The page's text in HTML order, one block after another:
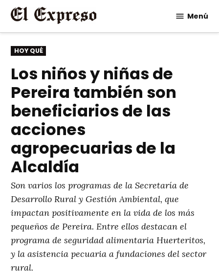
Saltar
contenido
Menú
PUBLICADO
EN
HOY QUÉ
Los niños y niñas de
Pereira también son
beneficiarios de las
acciones
agropecuarias de la
Alcaldía
Son varios los programas de la Secretaría de
Desarrollo Rural y Gestión Ambiental, que
impactan positivamente en la vida de los más
pequeños de Pereira. Entre ellos destacan el
programa de seguridad alimentaria Huerteritos,
y la asistencia pecuaria a fundaciones del sector
rural.